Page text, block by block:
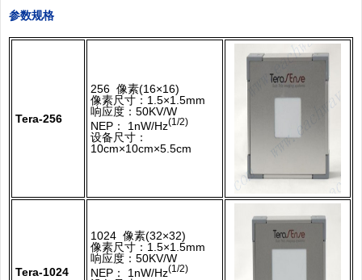
参数规格
Tera-256
256 像素(16×16)
像素尺寸：1.5×1.5mm
响应度：50KV/W
NEP： 1nW/Hz(1/2)
设备尺寸：
10cm×10cm×5.5cm
Tera-1024
1024 像素(32×32)
像素尺寸：1.5×1.5mm
响应度：50KV/W
NEP： 1nW/Hz(1/2)